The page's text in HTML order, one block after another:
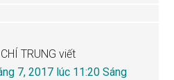
TRUNG viết
7, 2017 lúc 11:20 Sáng